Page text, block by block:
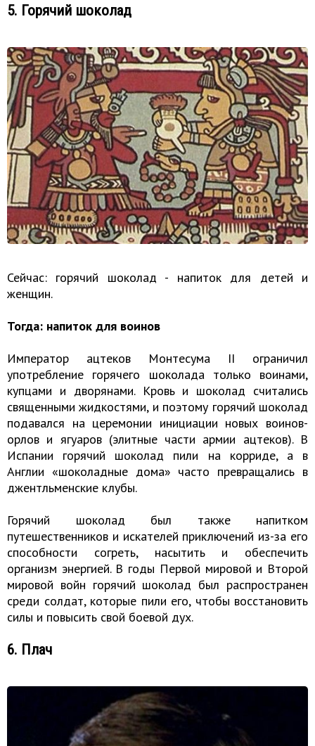
5. Горячий шоколад
Сейчас: горячий шоколад - напиток для детей и
женщин.
Тогда: напиток для воинов
Император ацтеков Монтесума II ограничил
употребление горячего шоколада только воинами,
купцами и дворянами. Кровь и шоколад считались
священными жидкостями, и поэтому горячий шоколад
подавался на церемонии инициации новых воинов-
орлов и ягуаров (элитные части армии ацтеков). В
Испании горячий шоколад пили на корриде, а в
Англии «шоколадные дома» часто превращались в
джентльменские клубы.
Горячий шоколад был также напитком
путешественников и искателей приключений из-за его
способности согреть, насытить и обеспечить
организм энергией. В годы Первой мировой и Второй
мировой войн горячий шоколад был распространен
среди солдат, которые пили его, чтобы восстановить
силы и повысить свой боевой дух.
6. Плач